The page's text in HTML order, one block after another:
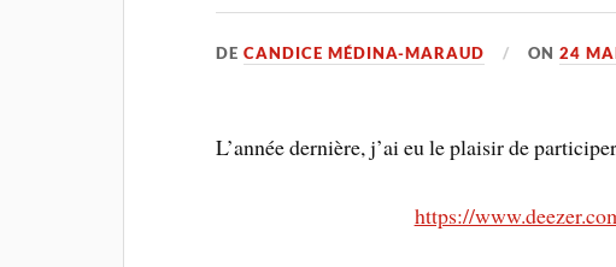
DECANDICE MÉDINA-MARAUD ON24
L’année dernière, j’ai eu le plaisir de
https://